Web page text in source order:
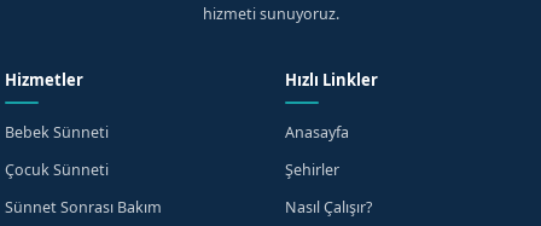
hizmeti sunuyoruz.
Hizmetler
Bebek Sünneti
Çocuk Sünneti
Sünnet Sonrası Bakım
Hızlı Linkler
Anasayfa
Şehirler
Nasıl Çalışır?